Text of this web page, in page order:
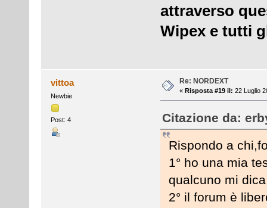
attraverso
Wipex e tutti
vittoa
Newbie
Post: 4
Re: NORDEXT
« Risposta #19 il: 22 Luglio
Citazione da:
Rispondo a
1° ho una mia
qualcuno mi
2° il forum è